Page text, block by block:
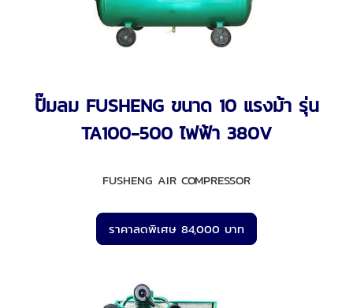
ปั๊มลม FUSHENG ขนาด 10 แรงม้า รุ่น
TA100-500 ไฟฟ้า 380V
FUSHENG AIR COMPRESSOR
ราคาลดพิเศษ 84,000 บาท